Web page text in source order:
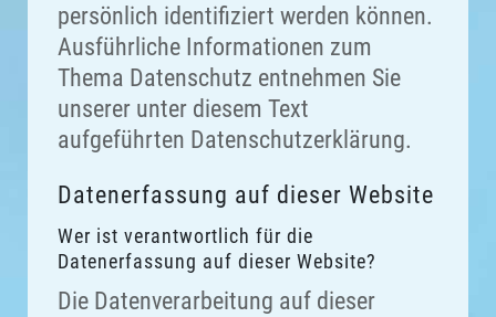
persönlich identifiziert werden können.
Ausführliche Informationen zum
Thema Datenschutz entnehmen Sie
unserer unter diesem Text
aufgeführten Datenschutzerklärung.
Datenerfassung auf dieser Website
Wer ist verantwortlich für die
Datenerfassung auf dieser Website?
Die Datenverarbeitung auf dieser